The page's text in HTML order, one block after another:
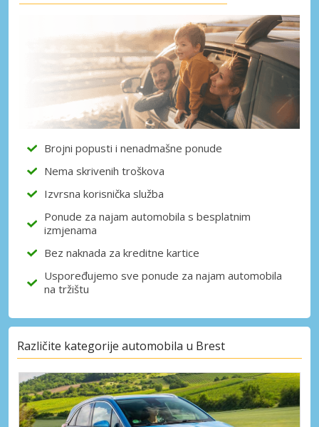
Brojni popusti i nenadmašne ponude
Nema skrivenih troškova
Izvrsna korisnička služba
Ponude za najam automobila s besplatnim
izmjenama
Bez naknada za kreditne kartice
Uspoređujemo sve ponude za najam automobila
na tržištu
Različite kategorije automobila u Brest